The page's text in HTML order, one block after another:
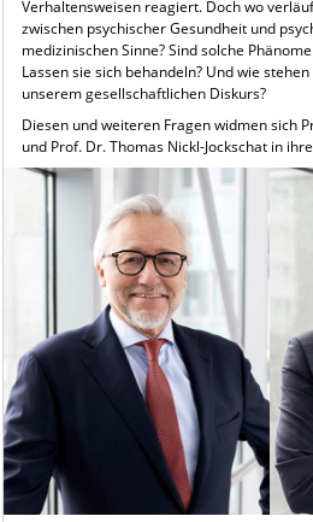
Verhaltensweisen reagiert. Doch wo
zwischen psychischer Gesundheit und
medizinischen Sinne? Sind solche
Lassen sie sich behandeln? Und wie
unserem gesellschaftlichen Diskurs?
Diesen und weiteren Fragen widmen sich
und Prof. Dr. Thomas Nickl-Jockschat in